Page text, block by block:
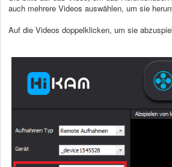
auch mehrere Videos auswählen, um sie
Auf die Videos doppelklicken, um sie